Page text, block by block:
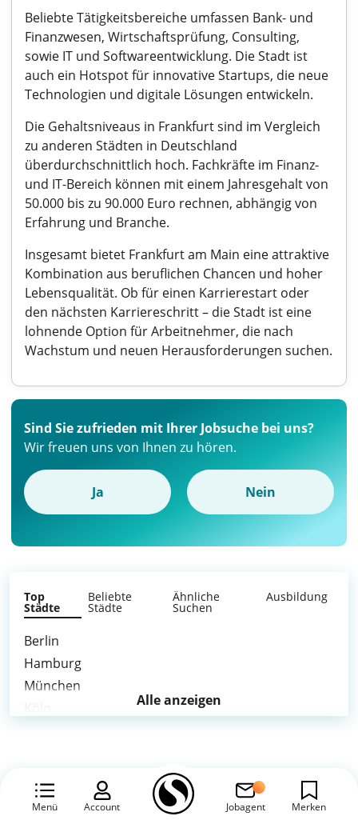
Beliebte Tätigkeitsbereiche umfassen Bank- und
Finanzwesen, Wirtschaftsprüfung, Consulting,
sowie IT und Softwareentwicklung. Die Stadt ist
auch ein Hotspot für innovative Startups, die neue
Technologien und digitale Lösungen entwickeln.
Die Gehaltsniveaus in Frankfurt sind im Vergleich
zu anderen Städten in Deutschland
überdurchschnittlich hoch. Fachkräfte im Finanz-
und IT-Bereich können mit einem Jahresgehalt von
50.000 bis zu 90.000 Euro rechnen, abhängig von
Erfahrung und Branche.
Insgesamt bietet Frankfurt am Main eine attraktive
Kombination aus beruflichen Chancen und hoher
Lebensqualität. Ob für einen Karrierestart oder
den nächsten Karriereschritt – die Stadt ist eine
lohnende Option für Arbeitnehmer, die nach
Wachstum und neuen Herausforderungen suchen.
Menü Account Jobagent Merken
Sind Sie zufrieden mit Ihrer Jobsuche bei uns?
Wir freuen uns von Ihnen zu hören.
Ja Nein
Top
Städte
Beliebte
Städte
Ähnliche
Suchen
Ausbildung
Berlin
Hamburg
München
Dortmund
Alle anzeigen